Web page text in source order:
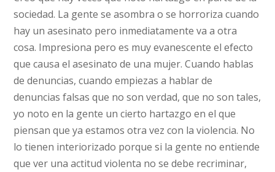
sociedad. La gente se asombra o se horroriza cuando
hay un asesinato pero inmediatamente va a otra
cosa. Impresiona pero es muy evanescente el efecto
que causa el asesinato de una mujer. Cuando hablas
de denuncias, cuando empiezas a hablar de
denuncias falsas que no son verdad, que no son tales,
yo noto en la gente un cierto hartazgo en el que
piensan que ya estamos otra vez con la violencia. No
lo tienen interiorizado porque si la gente no entiende
que ver una actitud violenta no se debe recriminar,